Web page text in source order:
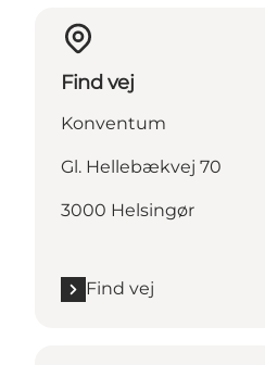
Find vej
Konventum
Gl. Hellebækvej 70
3000 Helsingør
Find vej